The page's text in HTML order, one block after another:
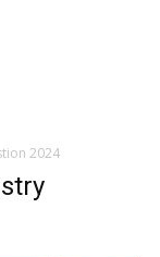
2024